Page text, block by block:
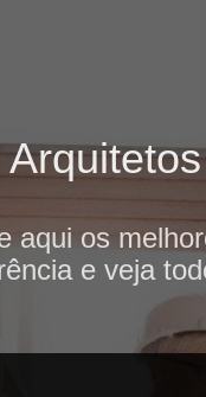
aqui os
e veja